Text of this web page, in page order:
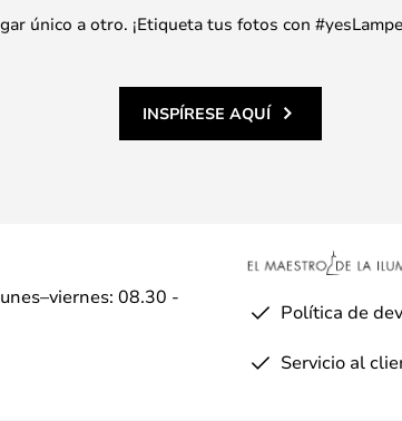
único a otro. ¡Etiqueta tus fotos con
INSPÍRESE AQUÍ
08.30 -
Política de
Servicio al